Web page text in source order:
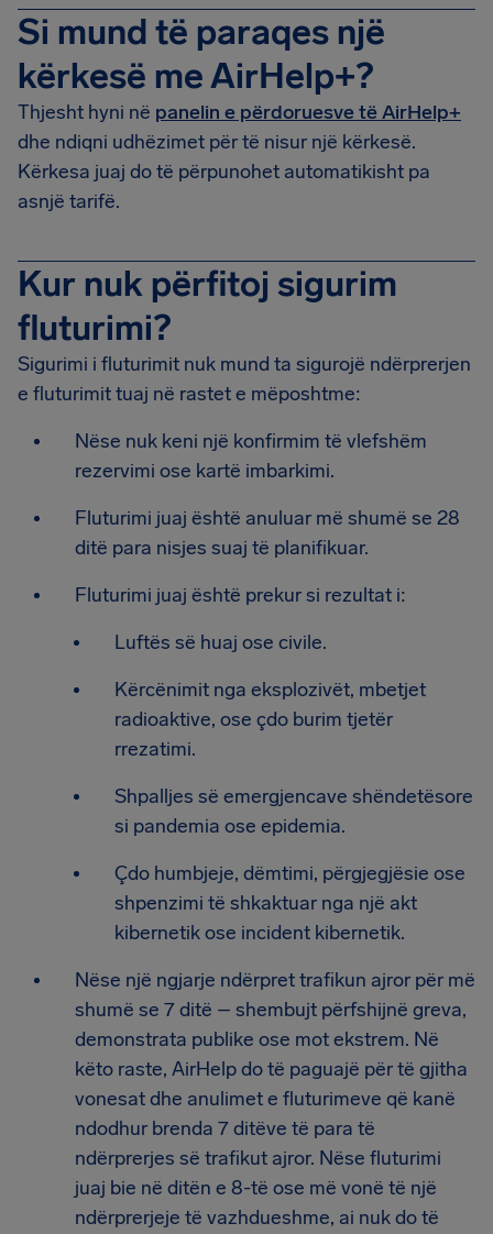
Si mund të paraqes një
kërkesë me AirHelp+?
Thjesht hyni në panelin e përdoruesve të AirHelp+
dhe ndiqni udhëzimet për të nisur një kërkesë.
Kërkesa juaj do të përpunohet automatikisht pa
asnjë tarifë.
Kur nuk përfitoj sigurim
fluturimi?
Sigurimi i fluturimit nuk mund ta sigurojë ndërprerjen
e fluturimit tuaj në rastet e mëposhtme:
Nëse nuk keni një konfirmim të vlefshëm
rezervimi ose kartë imbarkimi.
Fluturimi juaj është anuluar më shumë se 28
ditë para nisjes suaj të planifikuar.
Fluturimi juaj është prekur si rezultat i:
Luftës së huaj ose civile.
Kërcënimit nga eksplozivët, mbetjet
radioaktive, ose çdo burim tjetër
rrezatimi.
Shpalljes së emergjencave shëndetësore
si pandemia ose epidemia.
Çdo humbjeje, dëmtimi, përgjegjësie ose
shpenzimi të shkaktuar nga një akt
kibernetik ose incident kibernetik.
Nëse një ngjarje ndërpret trafikun ajror për më
shumë se 7 ditë – shembujt përfshijnë greva,
demonstrata publike ose mot ekstrem. Në
këto raste, AirHelp do të paguajë për të gjitha
vonesat dhe anulimet e fluturimeve që kanë
ndodhur brenda 7 ditëve të para të
ndërprerjes së trafikut ajror. Nëse fluturimi
juaj bie në ditën e 8-të ose më vonë të një
ndërprerjeje të vazhdueshme, ai nuk do të